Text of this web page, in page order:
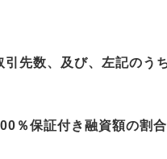
先数、及び、左記のう
％保証付き融資額の割